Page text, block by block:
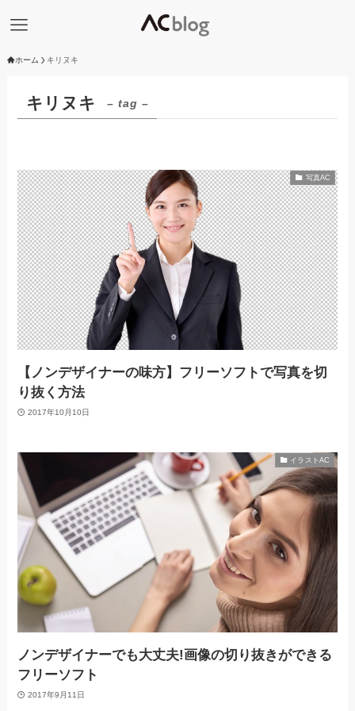
ホーム キリヌキ
キリヌキ – tag –
写真AC
【ノンデザイナーの味方】フリーソフトで写真を切
り抜く方法
2017年10月10日
イラストAC
ノンデザイナーでも大丈夫!画像の切り抜きができる
フリーソフト
2017年9月11日